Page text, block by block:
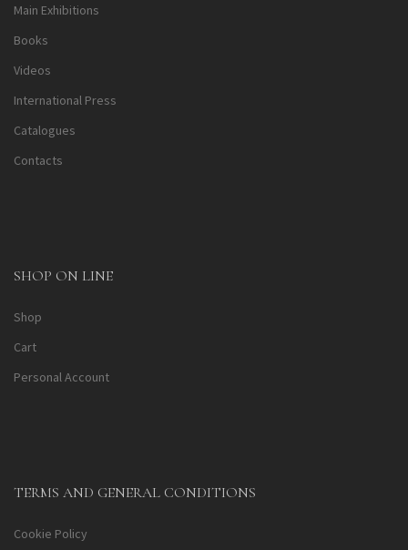
Main Exhibitions
Books
Videos
International Press
Catalogues
Contacts
SHOP ON LINE
Shop
Cart
Personal Account
TERMS AND GENERAL CONDITIONS
Cookie Policy